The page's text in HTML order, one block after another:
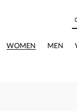
WOMEN MEN